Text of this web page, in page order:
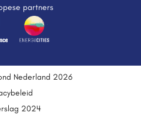
partners
Nederland 2026
2024